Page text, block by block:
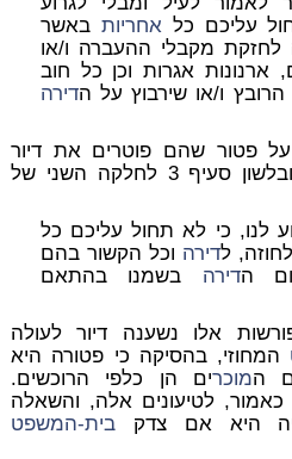
עליכם כל אחריות באשר
לחזקת מקבלי ההעברה ו/או
אגרות וכן כל חוב
ו/או שירבוץ על הדירה
פטור שהם פוטרים את דיור
כלפיהם. ובלשון סעיף 3 לחלקה השני של
לדירה וכל הקשור בהם
הדירה בשמנו בהתאם
אלו נשענה דיור לעולה
המחוזי, בהסיקה כי פטורה היא
המוכרים הן כלפי הרוכשים.
כאמור, לטיעונים אלה, והשאלה
היא אם צדקבית-המשפט